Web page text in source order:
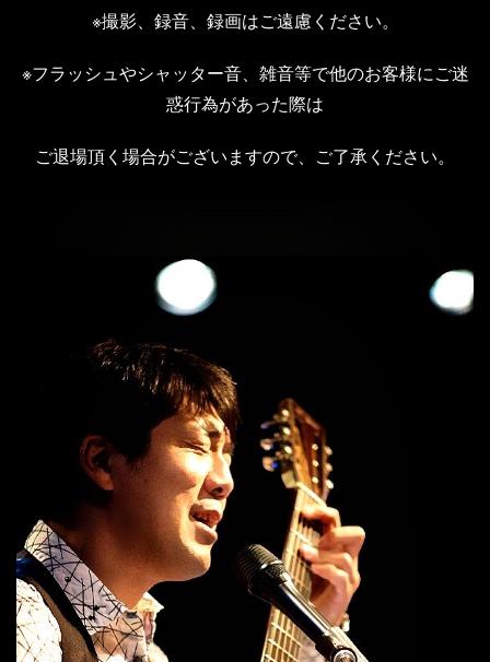
※撮影、録音、録画はご遠慮ください。
※フラッシュやシャッター音、雑音等で他のお客様にご迷
惑行為があった際は
ご退場頂く場合がございますので、ご了承ください。